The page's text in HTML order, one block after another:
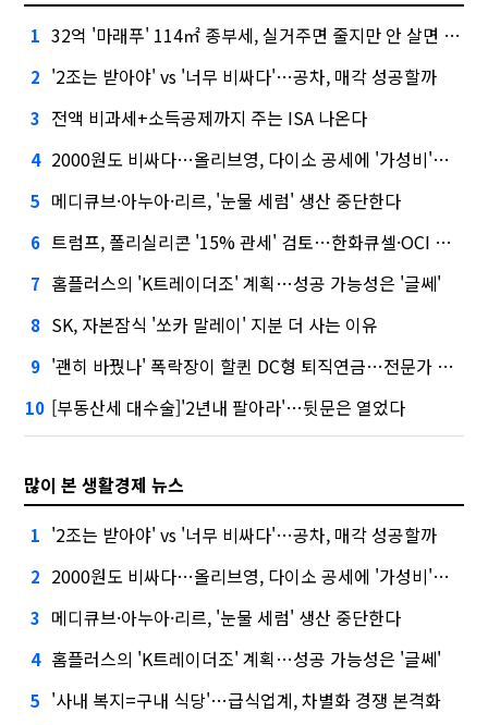
1 32억 '마래푸' 114㎡ 종부세, 실거주면 줄지만 안 살면 2.5배
2 '2조는 받아야' vs '너무 비싸다'…공차, 매각 성공할까
3 전액 비과세+소득공제까지 주는 ISA 나온다
4 2000원도 비싸다…올리브영, 다이소 공세에 '가성비'로 맞불
5 메디큐브·아누아·리르, '눈물 세럼' 생산 중단한다
6 트럼프, 폴리실리콘 '15% 관세' 검토…한화큐셀·OCI 영향은?
7 홈플러스의 'K트레이더조' 계획…성공 가능성은 '글쎄'
8 SK, 자본잠식 '쏘카 말레이' 지분 더 사는 이유
9 '괜히 바꿨나' 폭락장이 할퀸 DC형 퇴직연금…전문가 조언은
10 [부동산세 대수술]'2년내 팔아라'…뒷문은 열었다
많이 본 생활경제 뉴스
1 '2조는 받아야' vs '너무 비싸다'…공차, 매각 성공할까
2 2000원도 비싸다…올리브영, 다이소 공세에 '가성비'로 맞불
3 메디큐브·아누아·리르, '눈물 세럼' 생산 중단한다
4 홈플러스의 'K트레이더조' 계획…성공 가능성은 '글쎄'
5 '사내 복지=구내 식당'…급식업계, 차별화 경쟁 본격화